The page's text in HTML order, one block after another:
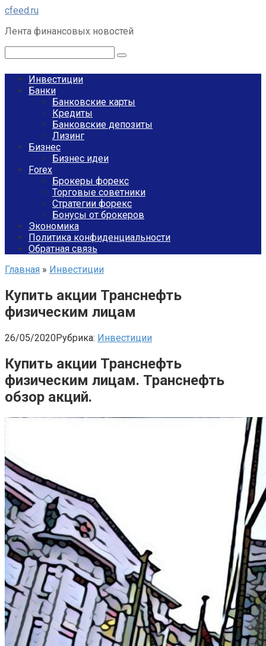
Перейти
контенту
cfeed.ru
Лента финансовых новостей
Инвестиции
Банки
Банковские карты
Кредиты
Банковские депозиты
Лизинг
Бизнес
Бизнес идеи
Forex
Брокеры форекс
Торговые советники
Стратегии форекс
Бонусы от брокеров
Экономика
Политика конфиденциальности
Обратная связь
Главная » Инвестиции
Купить акции Транснефть
физическим лицам
26/05/2020Рубрика: Инвестиции
Купить акции Транснефть
физическим лицам. Транснефть
обзор акций.